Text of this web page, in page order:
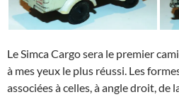
Le Simca Cargo sera le premier
à mes yeux le plus réussi. Les
associées à celles, à angle droit, de